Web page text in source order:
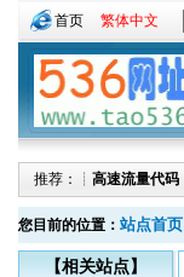
首页 繁体中文
推荐：┊ 高速流量代码
您目前的位置： 站点首页
【相关站点】